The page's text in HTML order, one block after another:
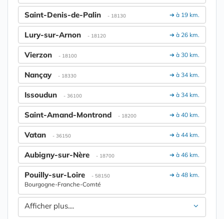
➔ à 19 km.
Saint-Denis-de-Palin - 18130
➔ à 26 km.
Lury-sur-Arnon - 18120
➔ à 30 km.
Vierzon - 18100
➔ à 34 km.
Nançay - 18330
➔ à 34 km.
Issoudun - 36100
➔ à 40 km.
Saint-Amand-Montrond - 18200
➔ à 44 km.
Vatan - 36150
➔ à 46 km.
Aubigny-sur-Nère - 18700
➔ à 48 km.
Pouilly-sur-Loire - 58150
Bourgogne-Franche-Comté
Afficher plus....